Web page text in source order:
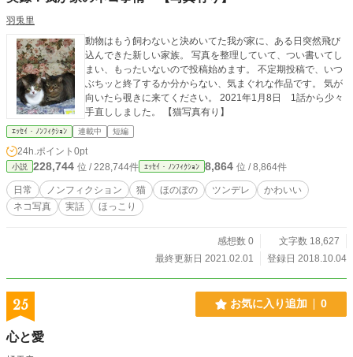
羽兎里
動物はもう飼わないと決めいてた我が家に、ある日突然飛び
込んできた新しい家族。 写真を整理していて、つい書いてし
まい、もったいないので投稿始めます。 不定期投稿で、いつ
ぶちッと終了するか分からない、気まぐれな作品です。 気が
向いたら覗きに来てください。 2021年1月8日 1話から少々
手直ししました。 【猫写真有り】
ｴｯｾｲ・ﾉﾝﾌｨｸｼｮﾝ 連載中 短編
24h.ポイント 0pt
小説 228,744 位 / 228,744件 ｴｯｾｲ・ﾉﾝﾌｨｸｼｮﾝ 8,864 位 / 8,864件
日常 ノンフィクション 猫 ほのぼの ツンデレ
かわいい
ネコ写真
実話 ほっこり
感想数 0
文字数 18,627
最終更新日 2021.02.01
登録日 2018.10.04
25 お気に入り追加 0
心と愛